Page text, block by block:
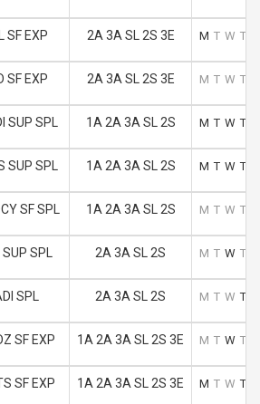
SF EXP 2A 3A SL 2S 3E M T W T
SF EXP 2A 3A SL 2S 3E M T W T
SUP SPL 1A 2A 3A SL 2S M T W T
SUP SPL 1A 2A 3A SL 2S M T W T
SF SPL 1A 2A 3A SL 2S M T W T
SPL 2A 3A SL 2S M T W T
SPL 2A 3A SL 2S M T W T
SF EXP 1A 2A 3A SL 2S 3E M T W T
SF EXP 1A 2A 3A SL 2S 3E M T W T